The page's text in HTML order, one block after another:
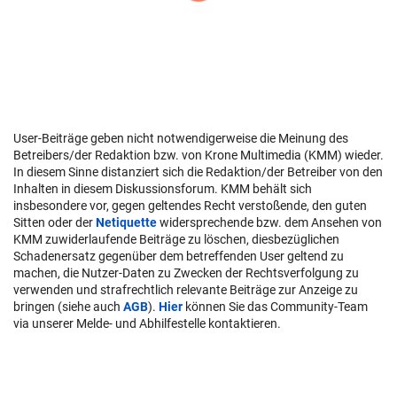
User-Beiträge geben nicht notwendigerweise die Meinung des
Betreibers/der Redaktion bzw. von Krone Multimedia (KMM) wieder.
In diesem Sinne distanziert sich die Redaktion/der Betreiber von den
Inhalten in diesem Diskussionsforum. KMM behält sich
insbesondere vor, gegen geltendes Recht verstoßende, den guten
Sitten oder derNetiquettewidersprechende bzw. dem Ansehen von
KMM zuwiderlaufende Beiträge zu löschen, diesbezüglichen
Schadenersatz gegenüber dem betreffenden User geltend zu
machen, die Nutzer-Daten zu Zwecken der Rechtsverfolgung zu
verwenden und strafrechtlich relevante Beiträge zur Anzeige zu
bringen (siehe auch AGB). Hier können Sie das Community-Team
via unserer Melde- und Abhilfestelle kontaktieren.